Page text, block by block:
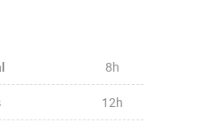
8h
12h